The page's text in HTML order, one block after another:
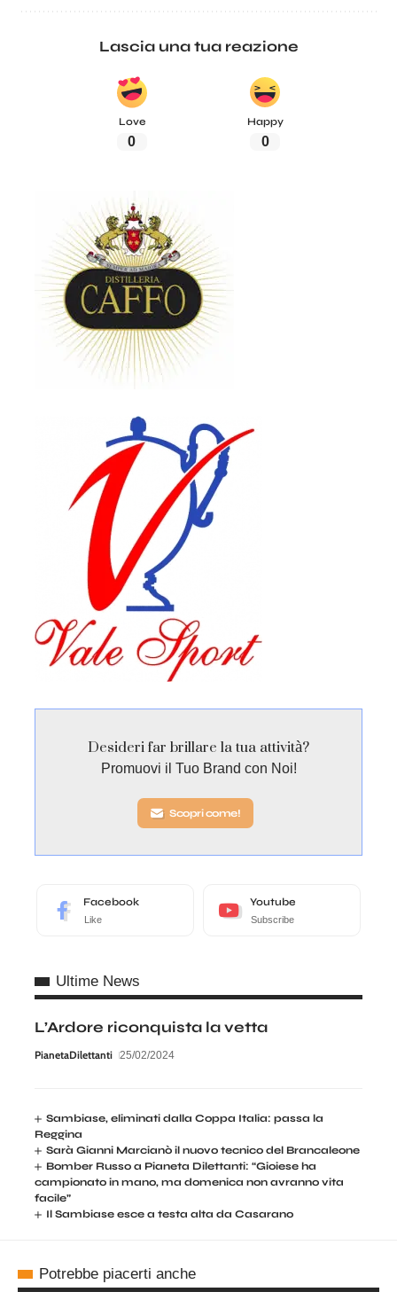
Lascia una tua reazione
Love
0
Happy
0
Desideri far brillare la tua attività?
Promuovi il Tuo Brand con Noi!
Scopri come!
Facebook
Like
Youtube
Subscribe
Ultime News
L’Ardore riconquista la vetta
PianetaDilettanti 25/02/2024
Sambiase, eliminati dalla Coppa Italia: passa la
Reggina
Sarà Gianni Marcianò il nuovo tecnico del Brancaleone
Bomber Russo a Pianeta Dilettanti: “Gioiese ha
campionato in mano, ma domenica non avranno vita
facile”
Il Sambiase esce a testa alta da Casarano
Potrebbe piacerti anche